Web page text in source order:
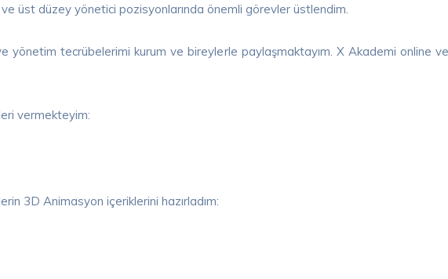
üst düzey yönetici pozisyonlarında önemli görevler üstlendim.
yönetim tecrübelerimi kurum ve bireylerle paylaşmaktayım. X Akademi online
vermekteyim:
3D Animasyon içeriklerini hazırladım: